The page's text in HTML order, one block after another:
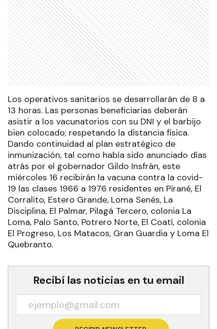
Los operativos sanitarios se desarrollarán de 8 a
13 horas. Las personas beneficiarias deberán
asistir a los vacunatorios con su DNI y el barbijo
bien colocado; respetando la distancia física.
Dando continuidad al plan estratégico de
inmunización, tal como había sido anunciado días
atrás por el gobernador Gildo Insfrán, este
miércoles 16 recibirán la vacuna contra la covid-
19 las clases 1966 a 1976 residentes en Pirané, El
Corralito, Estero Grande, Loma Senés, La
Disciplina, El Palmar, Pilagá Tercero, colonia La
Loma, Palo Santo, Potrero Norte, El Coatí, colonia
El Progreso, Los Matacos, Gran Guardia y Loma El
Quebranto.
Recibí las noticias en tu email